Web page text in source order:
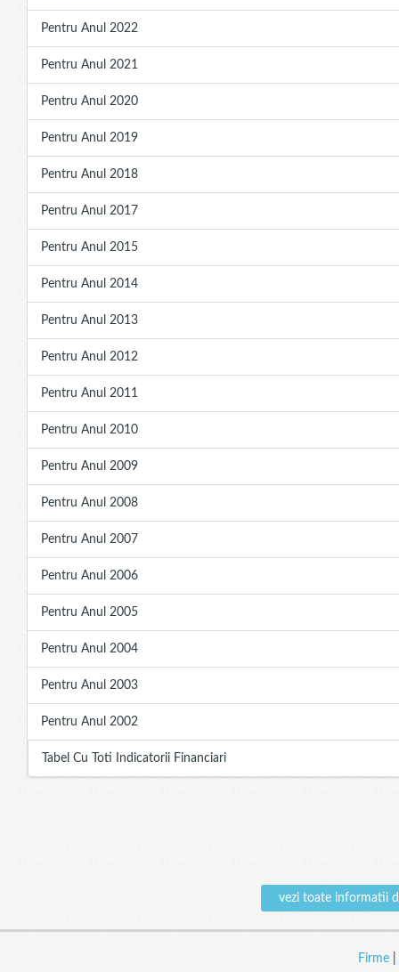
Pentru Anul 2022
Pentru Anul 2021
Pentru Anul 2020
Pentru Anul 2019
Pentru Anul 2018
Pentru Anul 2017
Pentru Anul 2015
Pentru Anul 2014
Pentru Anul 2013
Pentru Anul 2012
Pentru Anul 2011
Pentru Anul 2010
Pentru Anul 2009
Pentru Anul 2008
Pentru Anul 2007
Pentru Anul 2006
Pentru Anul 2005
Pentru Anul 2004
Pentru Anul 2003
Pentru Anul 2002
Tabel Cu Toti Indicatorii Financiari
vezi toate informatii
Firme|